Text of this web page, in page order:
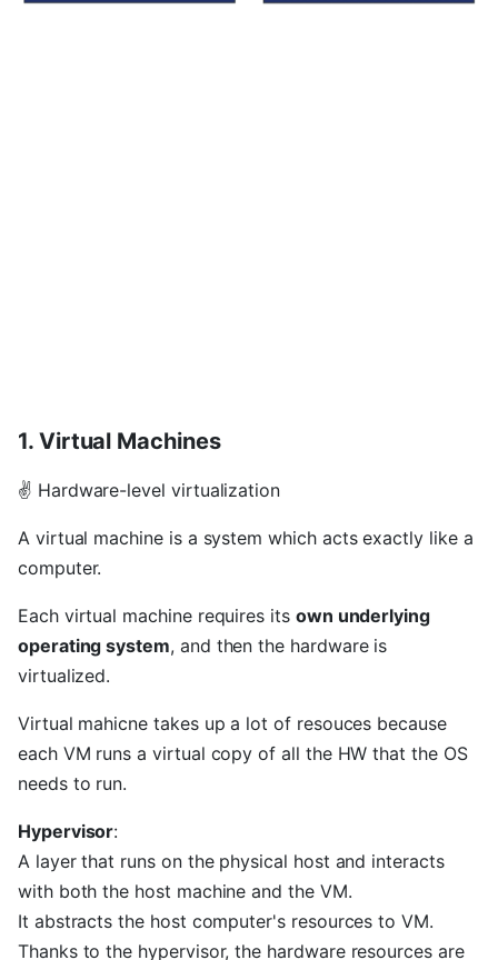
1. Virtual Machines
✌ Hardware-level virtualization
A virtual machine is a system which acts exactly like a
computer.
Each virtual machine requires its own underlying
operating system, and then the hardware is
virtualized.
Virtual mahicne takes up a lot of resouces because
each VM runs a virtual copy of all the HW that the OS
needs to run.
Hypervisor:
A layer that runs on the physical host and interacts
with both the host machine and the VM.
It abstracts the host computer's resources to VM.
Thanks to the hypervisor, the hardware resources are